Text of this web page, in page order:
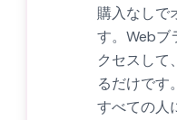
購入なしで
す。Webブ
クセスして
るだけです
すべての人